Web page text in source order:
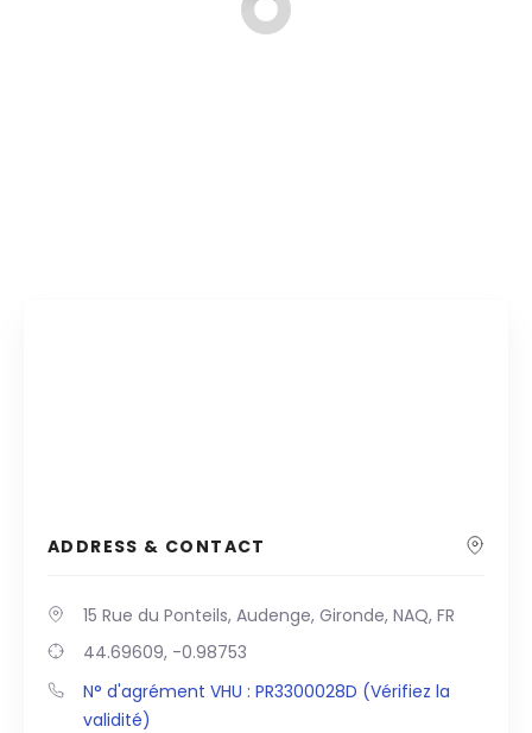
ADDRESS & CONTACT
15 Rue du Ponteils, Audenge, Gironde, NAQ, FR
44.69609, -0.98753
N° d'agrément VHU : PR3300028D (Vérifiez la
validité)